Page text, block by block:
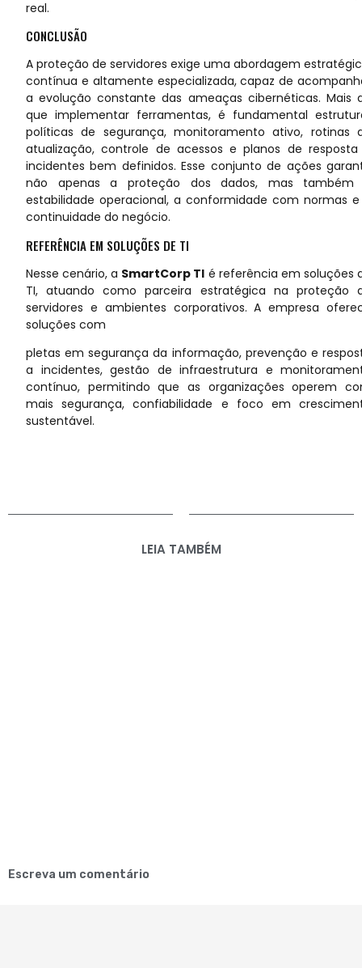
real.
CONCLUSÃO
A proteção de servidores exige uma abordagem
contínua e altamente especializada, capaz de
a evolução constante das ameaças cibernéticas. Mais
que implementar ferramentas, é fundamental
políticas de segurança, monitoramento ativo, rotinas
atualização, controle de acessos e planos de
incidentes bem definidos. Esse conjunto de ações
não apenas a proteção dos dados, mas também
estabilidade operacional, a conformidade com normas
continuidade do negócio.
REFERÊNCIA EM SOLUÇÕES DE TI
Nesse cenário, a SmartCorp TI é referência em soluções
TI, atuando como parceira estratégica na proteção
servidores e ambientes corporativos. A empresa
soluções com
pletas em segurança da informação, prevenção e
a incidentes, gestão de infraestrutura e
contínuo, permitindo que as organizações operem
mais segurança, confiabilidade e foco em
sustentável.
LEIA TAMBÉM
Escreva um comentário